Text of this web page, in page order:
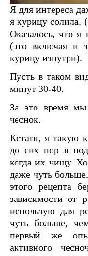
Я для интереса
я курицу солила.
Оказалось, что я
(это включая и
курицу изнутри).
Пусть в таком
минут 30-40.
За это время мы
чеснок.
Кстати, я такую
до сих пор я
когда их чищу.
даже чуть
этого рецепта
зависимости от
использую для
чуть больше,
первый же
активного